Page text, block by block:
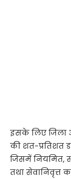
इसके लिए जिला
की शत-प्रतिशत
जिसमें नियमित,
तथा सेवानिवृत्त